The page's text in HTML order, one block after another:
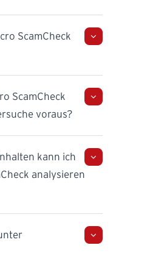
ScamCheck
ScamCheck
voraus?
kann ich
analysieren